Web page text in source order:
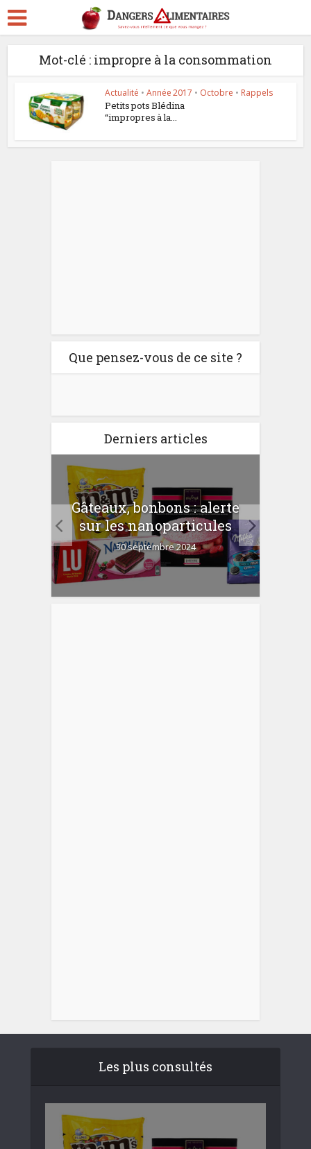
Mot-clé : impropre à la consommation
Actualité • Année 2017 • Octobre • Rappels
Petits pots Blédina
“impropres à la...
Que pensez-vous de ce site ?
Derniers articles
Gâteaux, bonbons : alerte
sur les nanoparticules
30 septembre 2024
Les plus consultés